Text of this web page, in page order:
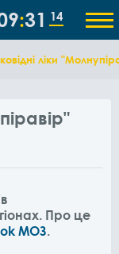
31 14
ліки
Про це
МОЗ.